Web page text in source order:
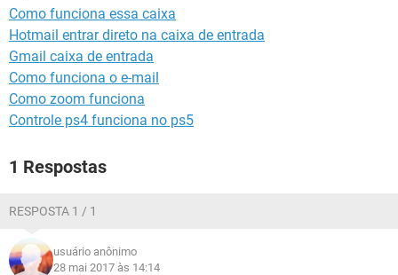
Como funciona essa caixa
Hotmail entrar direto na caixa de entrada
Gmail caixa de entrada
Como funciona o e-mail
Como zoom funciona
Controle ps4 funciona no ps5
1 Respostas
RESPOSTA 1 / 1
usuário anônimo
28 mai 2017 às 14:14